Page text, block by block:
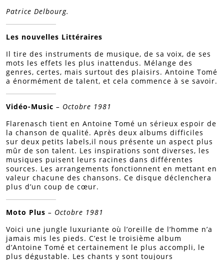
Patrice Delbourg.
Les nouvelles Littéraires
Il tire des instruments de musique, de sa voix, de ses
mots les effets les plus inattendus. Mélange des
genres, certes, mais surtout des plaisirs. Antoine Tomé
a énormément de talent, et cela commence à se savoir.
Vidéo-Music – Octobre 1981
Flarenasch tient en Antoine Tomé un sérieux espoir de
la chanson de qualité. Après deux albums difficiles
sur deux petits labels,il nous présente un aspect plus
mûr de son talent. Les inspirations sont diverses, les
musiques puisent leurs racines dans différentes
sources. Les arrangements fonctionnent en mettant en
valeur chacune des chansons. Ce disque déclenchera
plus d’un coup de cœur.
Moto Plus – Octobre 1981
Voici une jungle luxuriante où l’oreille de l’homme n’a
jamais mis les pieds. C’est le troisième album
d’Antoine Tomé et certainement le plus accompli, le
plus dégustable. Les chants y sont toujours